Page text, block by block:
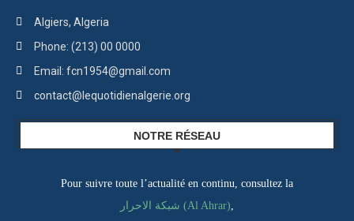
Algiers, Algeria
Phone: (213) 00 0000
Email: fcn1954@gmail.com
contact@lequotidienalgerie.org
NOTRE RÉSEAU
Pour suivre toute l’actualité en continu, consultez la
شبكة الاحرار (Al Ahrar),